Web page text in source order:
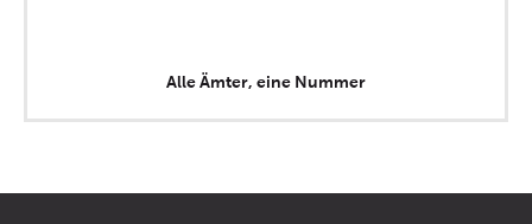
Alle Ämter, eine Nummer